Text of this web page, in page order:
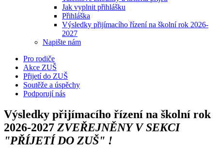
Jak vyplnit přihlášku
Přihláška
Výsledky přijímacího řízení na školní rok 2026-
2027
Napište nám
Pro rodiče
Akce ZUŠ
Přijetí do ZUŠ
Soutěže a úspěchy
Podporují nás
Výsledky přijímacího řízení na školní rok
2026-2027 ZVEŘEJNĚNY V SEKCI
"PŘÍJETÍ DO ZUŠ" !